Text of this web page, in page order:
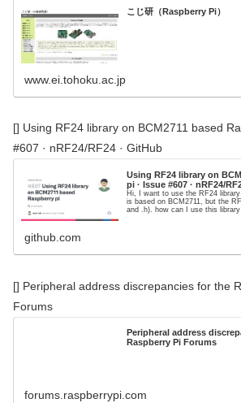
こじ研（Raspberry Pi）
www.ei.tohoku.ac.jp
[] Using RF24 library on BCM2711 based
#607 · nRF24/RF24 · GitHub
Using RF24 library on
pi · Issue #607 · nRF24/
Hi, I want to use the RF24
is based on BCM2711, but the
and .h). how can I use this library
github.com
[] Peripheral address discrepancies for the
Forums
Peripheral address
Raspberry Pi Forums
forums.raspberrypi.com